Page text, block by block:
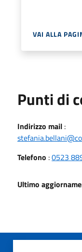
VAI ALLA
Punti di
Indirizzo mail :
Telefono :0523
Ultimo